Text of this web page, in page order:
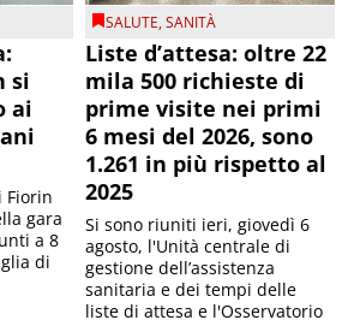
si
ai
Fiorin
gara
a 8
di
SALUTE,SANITÀ
Liste d’attesa: oltre 22
mila 500 richieste di
prime visite nei primi
6 mesi del 2026, sono
1.261 in più rispetto al
2025
Si sono riuniti ieri, giovedì 6
agosto, l'Unità centrale di
gestione dell’assistenza
sanitaria e dei tempi delle
liste di attesa e l'Osservatorio